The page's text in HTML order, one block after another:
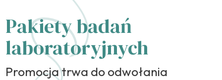
Pakiety badań
laboratoryjnych
Promocja trwa do odwołania